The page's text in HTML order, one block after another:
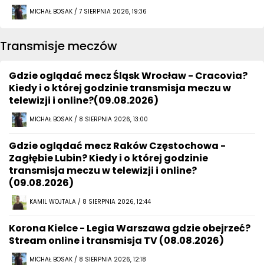
MICHAŁ BOSAK / 7 SIERPNIA 2026, 19:36
Transmisje meczów
Gdzie oglądać mecz Śląsk Wrocław - Cracovia?
Kiedy i o której godzinie transmisja meczu w
telewizji i online?(09.08.2026)
MICHAŁ BOSAK / 8 SIERPNIA 2026, 13:00
Gdzie oglądać mecz Raków Częstochowa -
Zagłębie Lubin? Kiedy i o której godzinie
transmisja meczu w telewizji i online?
(09.08.2026)
KAMIL WOJTALA / 8 SIERPNIA 2026, 12:44
Korona Kielce - Legia Warszawa gdzie obejrzeć?
Stream online i transmisja TV (08.08.2026)
MICHAŁ BOSAK / 8 SIERPNIA 2026, 12:18